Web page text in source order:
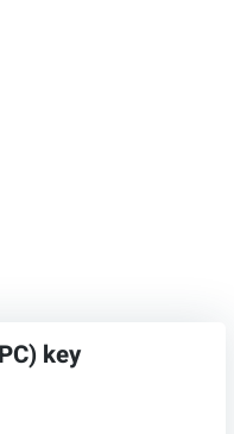
key